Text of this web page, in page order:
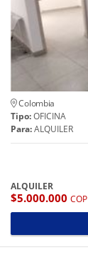
Colombia
Tipo:OFICINA
Para:ALQUILER
ALQUILER
$5.000.000 COP